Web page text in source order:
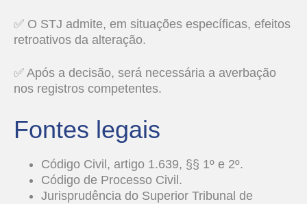
✅ O STJ admite, em situações específicas, efeitos
retroativos da alteração.
✅ Após a decisão, será necessária a averbação
nos registros competentes.
Fontes legais
Código Civil, artigo 1.639, §§ 1º e 2º.
Código de Processo Civil.
Jurisprudência do Superior Tribunal de